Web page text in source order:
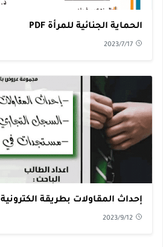
الحماية الجنائية للمرأة PDF
2023/7/17
إحداث المقاولات بطريقة الكترونية PDF
2023/9/12